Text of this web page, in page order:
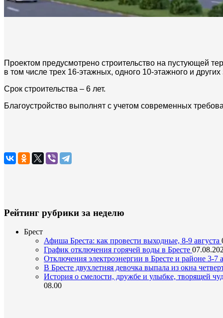
Проектом предусмотрено строительство на пустующей
в том числе трех 16-этажных, одного 10-этажного и других
Срок строительства – 6 лет.
Благоустройство выполнят с учетом современных
Рейтинг рубрики за неделю
Брест
Афиша Бреста: как провести выходные, 8-9 августа
График отключения горячей воды в Бресте
Отключения электроэнергии в Бресте и районе 3-7
В Бресте двухлетняя девочка выпала из окна
История о смелости, дружбе и улыбке, творящей
08.00